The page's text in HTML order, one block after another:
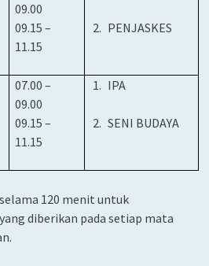
09.00
09.15 –
11.15
2. PENJASKES
07.00 –
09.00
09.15 –
11.15
1. IPA
2. SENI BUDAYA
120 menit untuk
diberikan pada setiap mata